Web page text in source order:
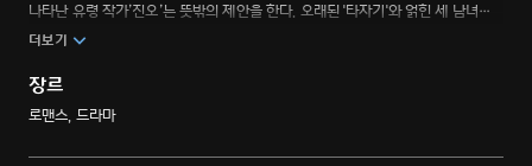
나타난 유령 작가’진오’는 뜻밖의 제안을 한다. 오래된 '타자기'와 얽힌 세 남녀의
낭만적인 미스터리와 타임슬립 로맨스
더보기
장르
로맨스, 드라마